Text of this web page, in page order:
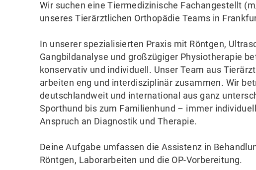
Wir suchen eine Tiermedizinische Fachangestellt
unseres Tierärztlichen Orthopädie Teams in
In unserer spezialisierten Praxis mit Röntgen,
Gangbildanalyse und großzügiger Physiotherapie
konservativ und individuell. Unser Team aus
arbeiten eng und interdisziplinär zusammen. Wir
deutschlandweit und international aus ganz
Sporthund bis zum Familienhund – immer
Anspruch an Diagnostik und Therapie.
Deine Aufgabe umfassen die Assistenz in
Röntgen, Laborarbeiten und die OP-Vorbereitung.